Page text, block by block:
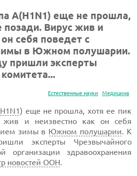
А(H1N1) еще не прошла,
позади. Вирус жив и
себя поведет с
в Южном полушарии.
пришли эксперты
Естественные науки Медицина
) еще не прошла, хотя ее пик
жив и неизвестно как он себя
зимы в Южном полушарии. К
эксперты Чрезвычайного
организации здравоохранения
новостей ООН.